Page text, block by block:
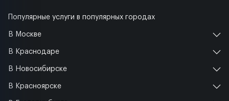
Популярные услуги в популярных городах
В Москве
В Краснодаре
В Новосибирске
В Красноярске